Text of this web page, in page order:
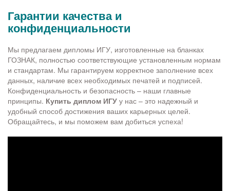
Гарантии качества и
конфиденциальности
Мы предлагаем дипломы ИГУ, изготовленные на бланках
ГОЗНАК, полностью соответствующие установленным нормам
и стандартам. Мы гарантируем корректное заполнение всех
данных, наличие всех необходимых печатей и подписей.
Конфиденциальность и безопасность – наши главные
принципы. Купить диплом ИГУ у нас – это надежный и
удобный способ достижения ваших карьерных целей.
Обращайтесь, и мы поможем вам добиться успеха!